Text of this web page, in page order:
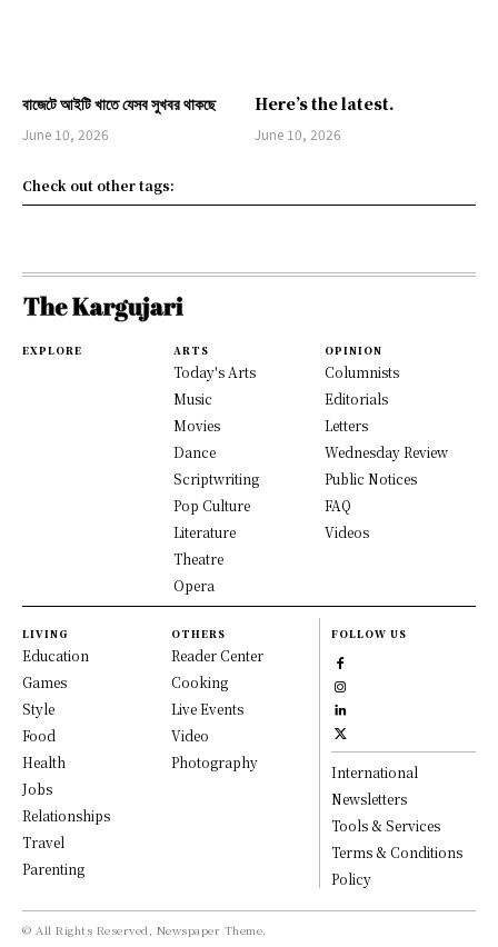
বাজেটে আইটি খাতে যেসব সুখবর থাকছে
June 10, 2026
Here’s the latest.
June 10, 2026
Check out other tags:
EXPLORE ARTS
Today's Arts
Music
Movies
Dance
Scriptwriting
Pop Culture
Literature
Theatre
Opera
OPINION
Columnists
Editorials
Letters
Wednesday Review
Public Notices
FAQ
Videos
LIVING
Education
Games
Style
Food
Health
Jobs
Relationships
Travel
Parenting
OTHERS
Reader Center
Cooking
Live Events
Video
Photography
FOLLOW US
International
Newsletters
Tools & Services
Terms & Conditions
Policy
© All Rights Reserved, Newspaper Theme.